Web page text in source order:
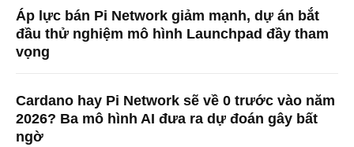
Áp lực bán Pi Network giảm mạnh, dự án bắt
đầu thử nghiệm mô hình Launchpad đầy tham
vọng
Cardano hay Pi Network sẽ về 0 trước vào năm
2026? Ba mô hình AI đưa ra dự đoán gây bất
ngờ